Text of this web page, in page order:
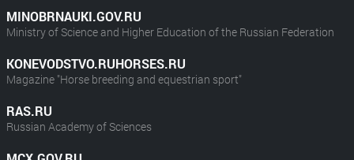
MINOBRNAUKI.GOV.RU
Ministry of Science and Higher Education of the Russian Federation
KONEVODSTVO.RUHORSES.RU
Magazine "Horse breeding and equestrian sport"
RAS.RU
Russian Academy of Sciences